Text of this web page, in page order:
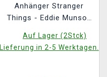
Anhänger Stranger
Things - Eddie Munson
Auf Lager (2Stck)
Lieferung in 2-5 Werktagen.